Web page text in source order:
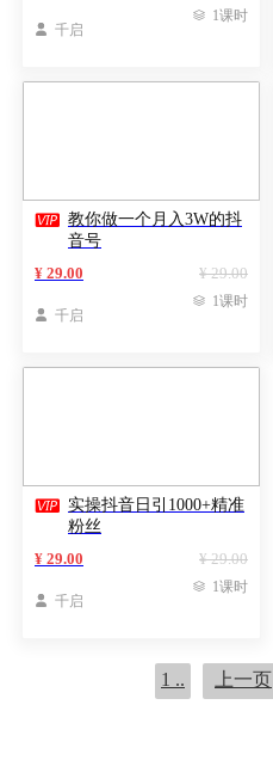
 千启
 1课时
 教你做一个月入3W的抖
音号
¥ 29.00
¥ 29.00
 千启
 1课时
 实操抖音日引1000+精准
粉丝
¥ 29.00
¥ 29.00
 千启
 1课时
1 .. 上一页